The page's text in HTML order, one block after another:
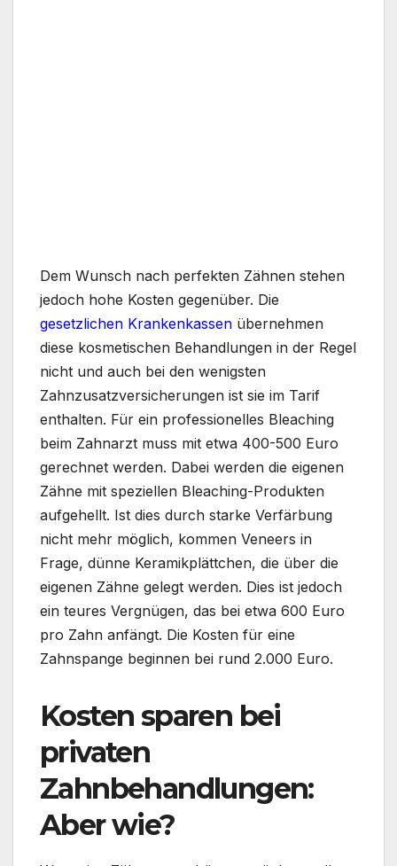
Dem Wunsch nach perfekten Zähnen stehen
jedoch hohe Kosten gegenüber. Die
gesetzlichen Krankenkassen übernehmen
diese kosmetischen Behandlungen in der Regel
nicht und auch bei den wenigsten
Zahnzusatzversicherungen ist sie im Tarif
enthalten. Für ein professionelles Bleaching
beim Zahnarzt muss mit etwa 400-500 Euro
gerechnet werden. Dabei werden die eigenen
Zähne mit speziellen Bleaching-Produkten
aufgehellt. Ist dies durch starke Verfärbung
nicht mehr möglich, kommen Veneers in
Frage, dünne Keramikplättchen, die über die
eigenen Zähne gelegt werden. Dies ist jedoch
ein teures Vergnügen, das bei etwa 600 Euro
pro Zahn anfängt. Die Kosten für eine
Zahnspange beginnen bei rund 2.000 Euro.
Kosten sparen bei
privaten
Zahnbehandlungen:
Aber wie?